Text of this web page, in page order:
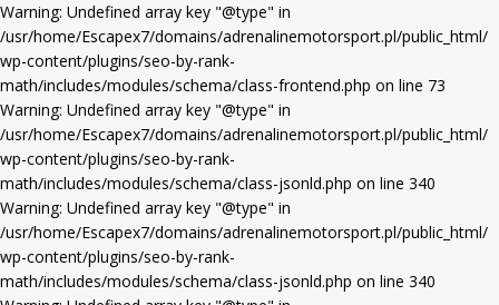
Warning: Undefined array key "@type" in
/usr/home/Escapex7/domains/adrenalinemotorsport.pl/public_html/
wp-content/plugins/seo-by-rank-
math/includes/modules/schema/class-frontend.php on line 73
Warning: Undefined array key "@type" in
/usr/home/Escapex7/domains/adrenalinemotorsport.pl/public_html/
wp-content/plugins/seo-by-rank-
math/includes/modules/schema/class-jsonld.php on line 340
Warning: Undefined array key "@type" in
/usr/home/Escapex7/domains/adrenalinemotorsport.pl/public_html/
wp-content/plugins/seo-by-rank-
math/includes/modules/schema/class-jsonld.php on line 340